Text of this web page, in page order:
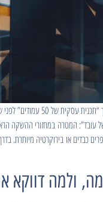
לפתוח עסק זו החלטה
עובד”: המטרה במחזורי ההשקה
או בירוקרטיה מיותרת.